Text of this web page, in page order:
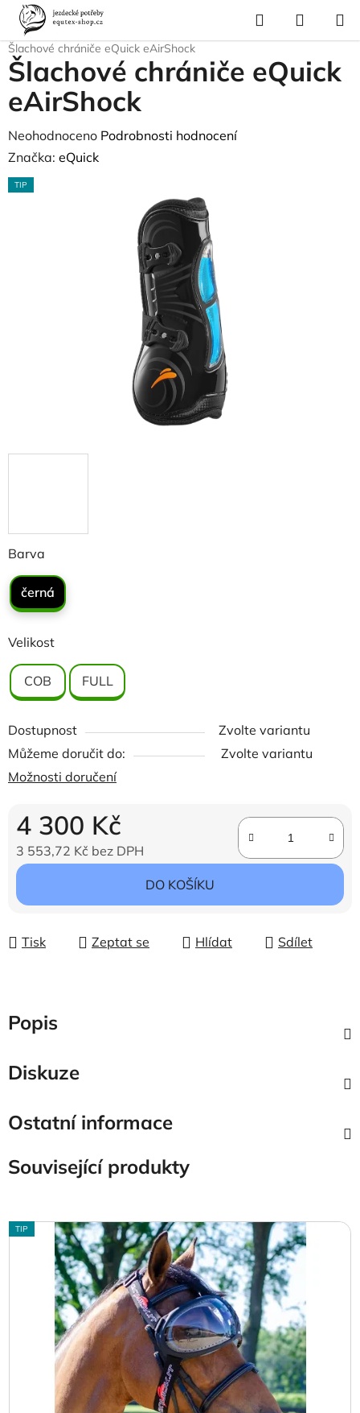
Přejít
obsah
Hledat
KOŠÍK
Domů
Pro koně
Šlachové chrániče eQuick eAirShock
Barva
černá
Velikost
COB FULL
Dostupnost
Zvolte variantu
Můžeme doručit do:
Zvolte variantu
Možnosti doručení
4 300 Kč
3 553,72 Kč bez DPH
Měrná cena:
DO KOŠÍKU
Tisk Zeptat se Hlídat Sdílet
Šlachové chrániče eQuick
eAirShock
Průměrné
hodnocení
produktu
Neohodnoceno Podrobnosti hodnocení
Značka: eQuick
TIP
Popis
Diskuze
Ostatní informace
Související produkty
TIP